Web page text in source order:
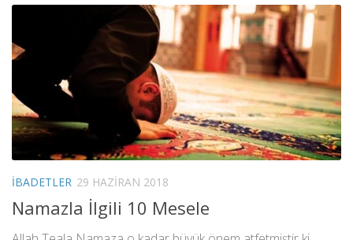
İBADETLER 29 HAZIRAN 2018
Namazla İlgili 10 Mesele